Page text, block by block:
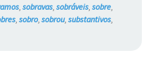
, sobravas, sobráveis, sobre,
, sobro, sobrou, substantivos,